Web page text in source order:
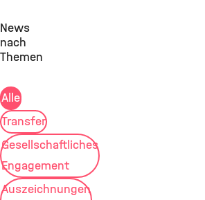
News
nach
Themen
Alle
Transfer
Gesellschaftliches
Engagement
Auszeichnungen